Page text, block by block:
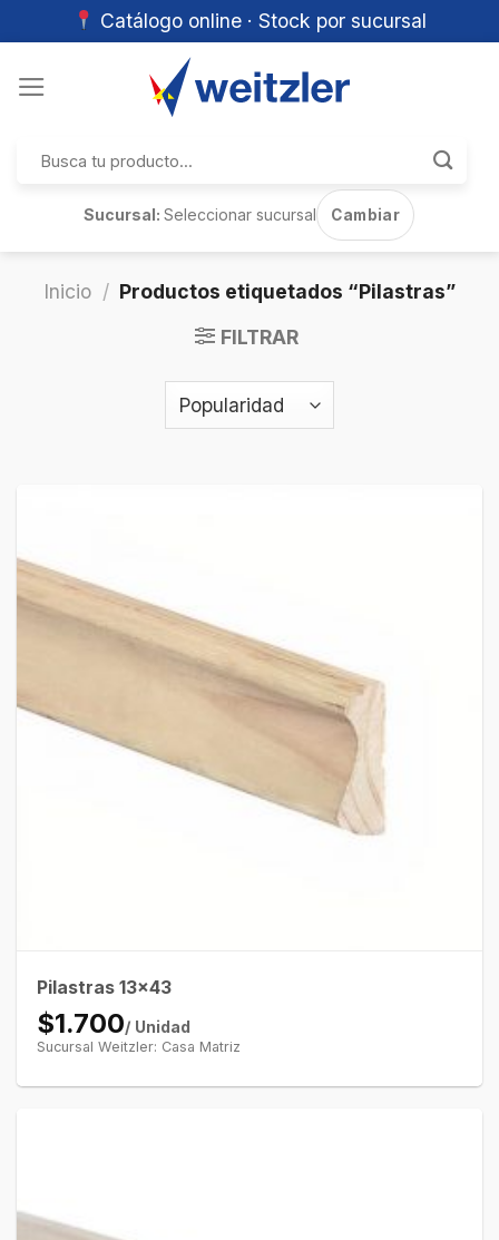
Catálogo online · Stock por sucursal
por:
Sucursal:Seleccionar sucursal Cambiar
Inicio / Productos etiquetados “Pilastras”
FILTRAR
Pilastras 13×43
$1.700/ Unidad
Sucursal Weitzler: Casa Matriz